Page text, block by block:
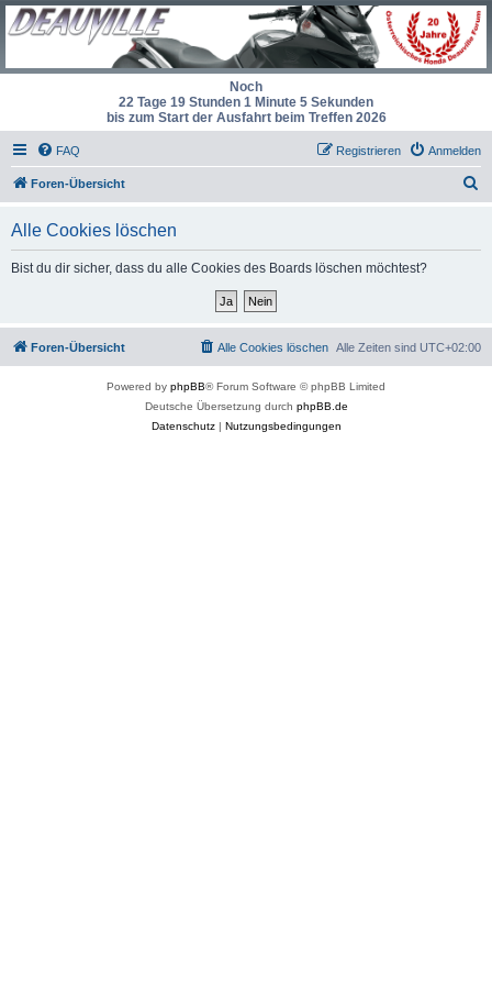
Noch
22 Tage 19 Stunden 1 Minute 5 Sekunden
bis zum Start der Ausfahrt beim Treffen 2026
FAQ Anmelden
Registrieren
Foren-Übersicht
Alle Cookies löschen
Bist du dir sicher, dass du alle Cookies des Boards löschen möchtest?
Foren-Übersicht Alle Zeiten sind UTC+02:00
Alle Cookies löschen
Powered by phpBB® Forum Software © phpBB Limited
Deutsche Übersetzung durch phpBB.de
Datenschutz| Nutzungsbedingungen